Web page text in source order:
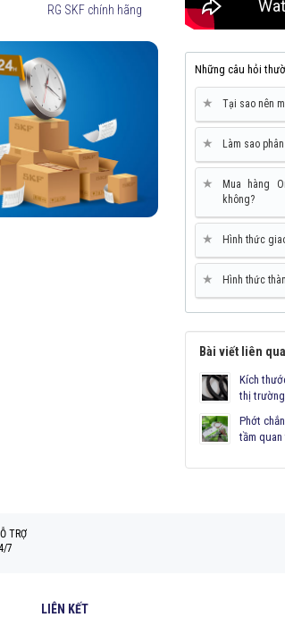
RG SKF chính hãng
Những câu hỏi
★ Tại sao nên
★ Làm sao
★
Mua hàng
không?
★ Hình thức
★ Hình thức
Bài viết liên
Kích
thị
Phớt
tầm
TRỢ
7
LIÊN KẾT